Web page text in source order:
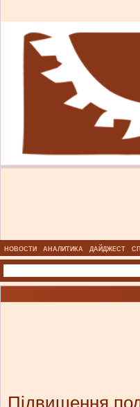
НОВОСТИ АНАЛИТИКА ДАЙДЖЕСТ
Підвищення